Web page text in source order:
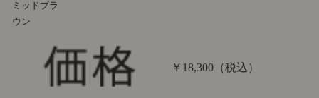
ミッドブラ
ウン
￥18,300 （税込）